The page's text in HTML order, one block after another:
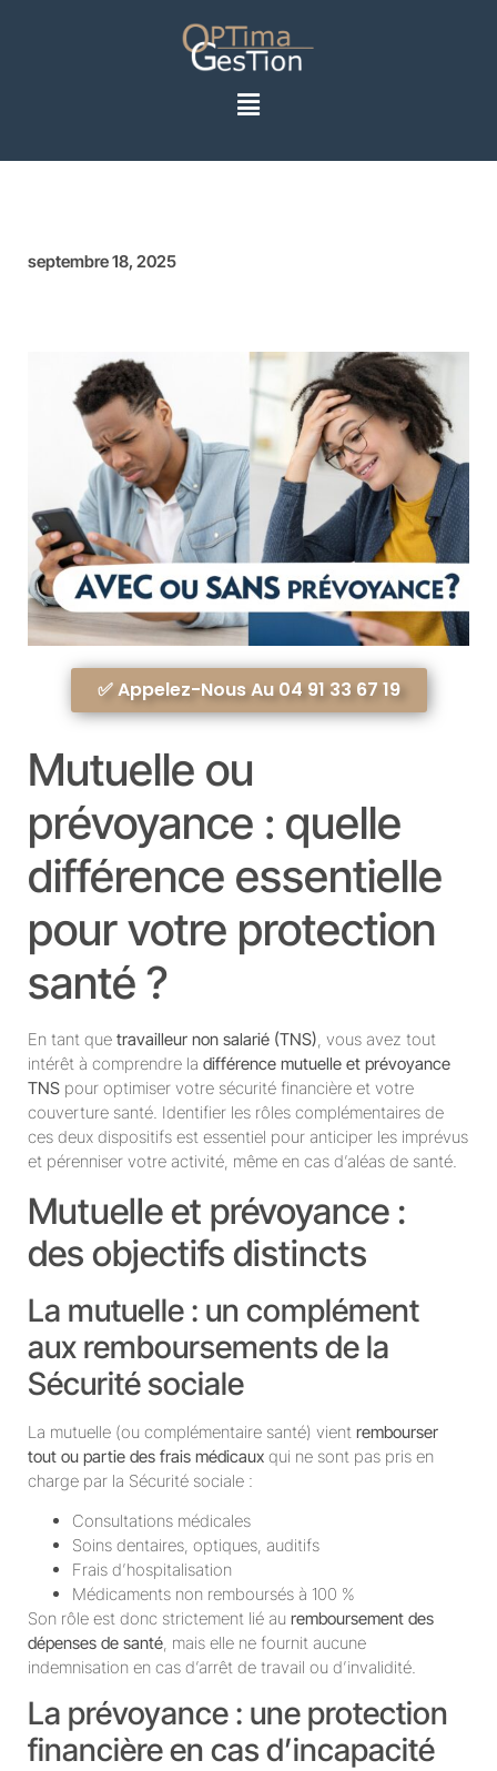
septembre 18, 2025
✅ Appelez-Nous Au 04 91 33 67 19
Mutuelle ou
prévoyance : quelle
différence essentielle
pour votre protection
santé ?
En tant que travailleur non salarié (TNS), vous avez tout
intérêt à comprendre la différence mutuelle et prévoyance
TNS pour optimiser votre sécurité financière et votre
couverture santé. Identifier les rôles complémentaires de
ces deux dispositifs est essentiel pour anticiper les imprévus
et pérenniser votre activité, même en cas d’aléas de santé.
Mutuelle et prévoyance :
des objectifs distincts
La mutuelle : un complément
aux remboursements de la
Sécurité sociale
La mutuelle (ou complémentaire santé) vient rembourser
tout ou partie des frais médicaux qui ne sont pas pris en
charge par la Sécurité sociale :
Consultations médicales
Soins dentaires, optiques, auditifs
Frais d’hospitalisation
Médicaments non remboursés à 100 %
Son rôle est donc strictement lié au remboursement des
dépenses de santé, mais elle ne fournit aucune
indemnisation en cas d’arrêt de travail ou d’invalidité.
La prévoyance : une protection
financière en cas d’incapacité